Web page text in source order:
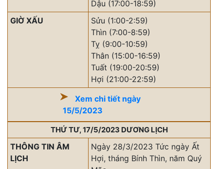
Dậu (17:00-18:59)
GIỜ XẤU
Sửu (1:00-2:59)
Thìn (7:00-8:59)
Tỵ (9:00-10:59)
Thân (15:00-16:59)
Tuất (19:00-20:59)
Hợi (21:00-22:59)
Xem chi tiết ngày
15/5/2023
THỨ TƯ, 17/5/2023 DƯƠNG LỊCH
THÔNG TIN ÂM
LỊCH
Ngày 28/3/2023 Tức ngày Ất
Hợi, tháng Bính Thìn, năm Quý